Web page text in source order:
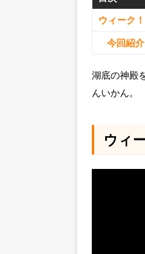
ウィーク！
今回紹
湖底の神殿
んいかん。
ウィ